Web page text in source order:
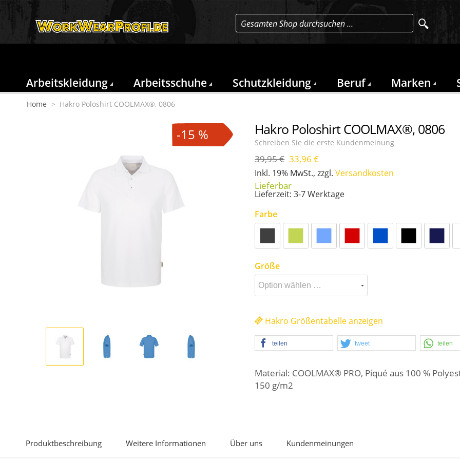
Gesamten Shop durchsuchen …
Arbeitskleidung Arbeitsschuhe Schutzkleidung Beruf Marken
Home > Hakro Poloshirt COOLMAX®, 0806
-15 % Hakro Poloshirt COOLMAX®, 0806
Schreiben Sie die erste Kundenmeinung
-15
%
-15
%
-15
%
-15
%
39,95 € 33,96 €
Inkl. 19% MwSt.,zzgl.Versandkosten
Lieferzeit: 3-7 Werktage
Farbe
Größe
Hakro Größentabelle anzeigen
teilen tweet teilen
Material: COOLMAX® PRO, Piqué aus 100 %
150 g/m2
Produktbeschreibung Weitere Informationen Über uns Kundenmeinungen